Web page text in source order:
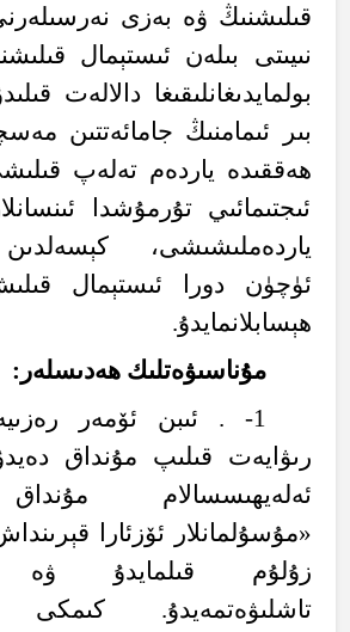
قىلىشنىڭ ۋە بەزى
نىيىتى بىلەن ئىستېمال
بولمايدىغانلىقىغا دالالەت
بىر ئىمامنىڭ جامائەتتىن
ھەققىدە ياردەم تەلەپ
ئىجتىمائىي تۇرمۇشدا
ياردەملىشىشى،
ئۈچۈن دورا ئىستېمال
ھېسابلانمايدۇ.
مۇناسىۋەتلىك ھەدىسلەر:
1- . ئىبن ئۆمەر
رىۋايەت قىلىپ مۇنداق
ئەلەيھىسسالام
«مۇسۇلمانلار ئۆزئارا
زۇلۇم قىلمايدۇ ۋە
تاشلىۋەتمەيدۇ. كىمكى